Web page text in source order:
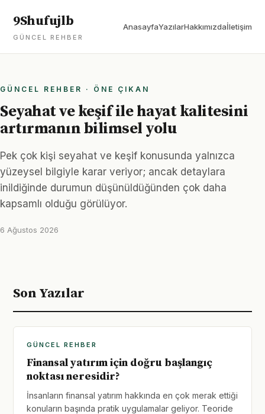
9Shufujlb
GÜNCEL REHBER
AnasayfaYazılarHakkımızdaİletişim
GÜNCEL REHBER · ÖNE ÇIKAN
Seyahat ve keşif ile hayat kalitesini
artırmanın bilimsel yolu
Pek çok kişi seyahat ve keşif konusunda yalnızca
yüzeysel bilgiyle karar veriyor; ancak detaylara
inildiğinde durumun düşünüldüğünden çok daha
kapsamlı olduğu görülüyor.
6 Ağustos 2026
Son Yazılar
GÜNCEL REHBER
Finansal yatırım için doğru başlangıç
noktası neresidir?
İnsanların finansal yatırım hakkında en çok merak ettiği
konuların başında pratik uygulamalar geliyor. Teoride